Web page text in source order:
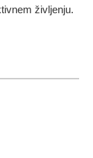
življenju.